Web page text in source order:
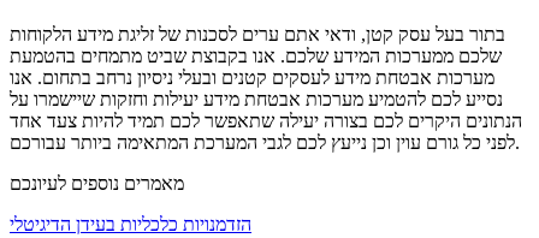
בתור בעל עסק קטן, ודאי אתם ערים לסכנות של זליגת מידע הלקוחות
שלכם ממערכות המידע שלכם. אנו בקבוצת שביט מתמחים בהטמעת
מערכות אבטחת מידע לעסקים קטנים ובעלי ניסיון נרחב בתחום. אנו
נסייע לכם להטמיע מערכות אבטחת מידע יעילות וחזקות שיישמרו על
הנתונים היקרים לכם בצורה יעילה שתאפשר לכם תמיד להיות צעד אחד
לפני כל גורם עוין וכן נייעץ לכם לגבי המערכת המתאימה ביותר עבורכם.
מאמרים נוספים לעיונכם
הזדמנויות כלכליות בעידן הדיגיטלי